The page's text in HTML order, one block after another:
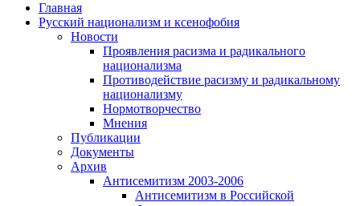
Главная
Русский национализм и ксенофобия
Новости
Проявления расизма и радикального
национализма
Противодействие расизму и радикальному
национализму
Нормотворчество
Мнения
Публикации
Документы
Архив
Антисемитизм 2003-2006
Антисемитизм в Российской